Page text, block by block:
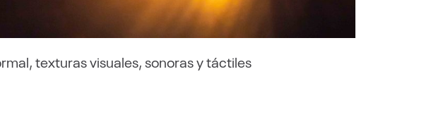
texturas visuales, sonoras y táctiles